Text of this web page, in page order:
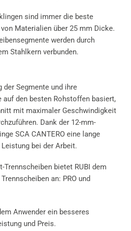
sind immer die beste
Materialien über 25 mm Dicke.
werden durch
Stahlkern verbunden.
der Segmente und ihre
auf den besten Rohstoffen basiert,
mit maximaler Geschwindigkeit
Dank der 12-mm-
SCA CANTERO eine lange
bei der Arbeit.
Trennscheiben bietet RUBI dem
an: PRO und
Anwender ein besseres
und Preis.